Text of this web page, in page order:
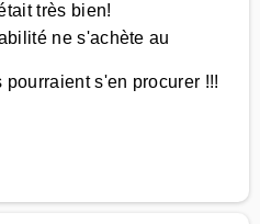
très bien!
ne s'achète au
s'en procurer !!!